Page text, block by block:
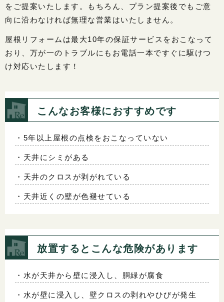
をご提案いたします。もちろん、プラン提案後でもご意
向に沿わなければ無理な営業はいたしません。
屋根リフォームは最大10年の保証サービスをおこなって
おり、万が一のトラブルにもお電話一本ですぐに駆けつ
け対応いたします！
こんなお客様におすすめです
・5年以上屋根の点検をおこなっていない
・天井にシミがある
・天井のクロスが剥がれている
・天井近くの壁が色褪せている
放置するとこんな危険があります
・水が天井から壁に浸入し、胴緑が腐食
・水が壁に浸入し、壁クロスの剥れやひびが発生